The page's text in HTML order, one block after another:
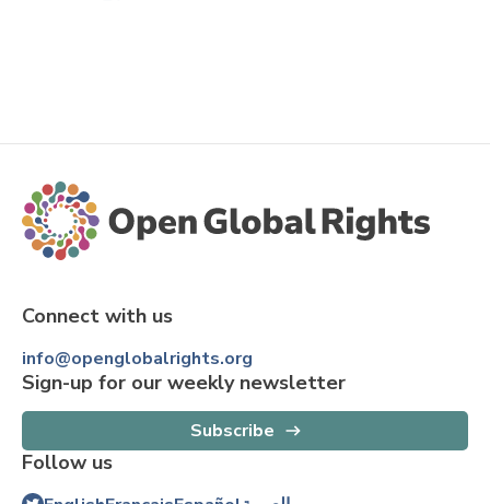
Connect with us
info@openglobalrights.org
Sign-up for our weekly newsletter
Subscribe
Follow us